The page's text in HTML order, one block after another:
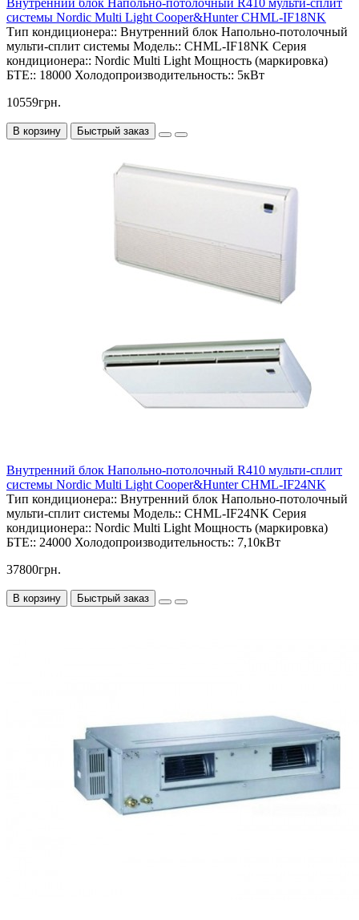
Внутренний блок Напольно-потолочный R410 мульти-сплит
системы Nordic Multi Light Cooper&Hunter CHML-IF18NK
Тип кондиционера:: Внутренний блок Напольно-потолочный
мульти-сплит системы Модель:: CHML-IF18NK Серия
кондиционера:: Nordic Multi Light Мощность (маркировка)
БТЕ:: 18000 Холодопроизводительность:: 5кВт
10559грн.
В корзину Быстрый заказ
Внутренний блок Напольно-потолочный R410 мульти-сплит
системы Nordic Multi Light Cooper&Hunter CHML-IF24NK
Тип кондиционера:: Внутренний блок Напольно-потолочный
мульти-сплит системы Модель:: CHML-IF24NK Серия
кондиционера:: Nordic Multi Light Мощность (маркировка)
БТЕ:: 24000 Холодопроизводительность:: 7,10кВт
37800грн.
В корзину Быстрый заказ